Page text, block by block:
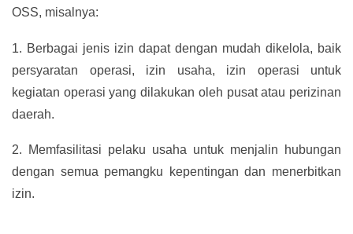
OSS, misalnya:
1. Berbagai jenis izin dapat dengan mudah dikelola, baik
persyaratan operasi, izin usaha, izin operasi untuk
kegiatan operasi yang dilakukan oleh pusat atau perizinan
daerah.
2.
Memfasilitasi pelaku usaha untuk menjalin hubungan
dengan semua pemangku kepentingan dan menerbitkan
izin.